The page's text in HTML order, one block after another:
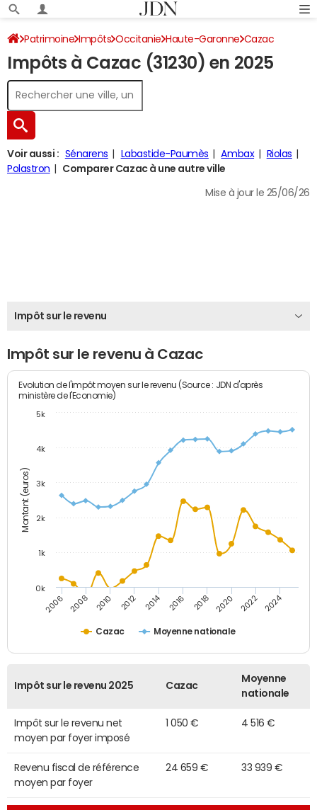
Patrimoine Impôts Occitanie Haute-Garonne Cazac
Impôt sur le revenu
Impôts à Cazac (31230) en 2025
Voir aussi : Sénarens Labastide-Paumès Ambax
Riolas
Polastron
Comparer Cazac à une autre ville
Mise à jour le 25/06/26
Impôt sur le revenu
Impôt sur le revenu à Cazac
Montant (euros)
Evolution de l'impôt moyen sur le revenu (Source : JDN d'après
ministère de l'Economie)
Cazac Moyenne nationale
2006 2008 2010 2012 2014 2016 2018 2020 2022 2024
0k
1k
2k
3k
4k
5k
Impôt sur le revenu 2025 Cazac
Moyenne
nationale
Impôt sur le revenu net
moyen par foyer imposé
1 050 € 4 516 €
Revenu fiscal de référence
moyen par foyer
24 659 € 33 939 €